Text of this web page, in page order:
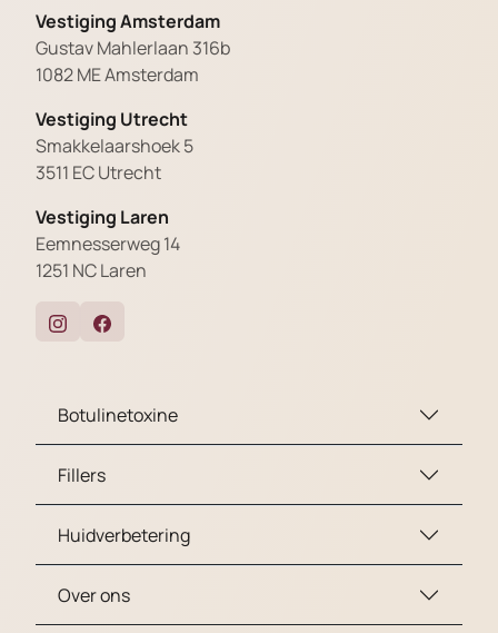
Vestiging Amsterdam
Gustav Mahlerlaan 316b
1082 ME Amsterdam
Vestiging Utrecht
Smakkelaarshoek 5
3511 EC Utrecht
Vestiging Laren
Eemnesserweg 14
1251 NC Laren
Botulinetoxine
Fillers
Huidverbetering
Over ons